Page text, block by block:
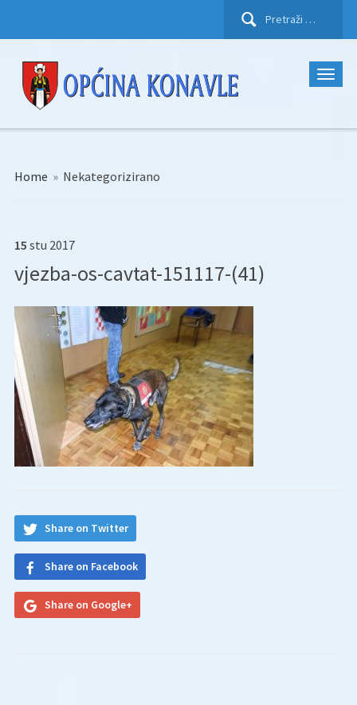
Pretraži:
Home » Nekategorizirano
15 stu 2017
vjezba-os-cavtat-151117-(41)
Share on Twitter
Share on Facebook
Share on Google+